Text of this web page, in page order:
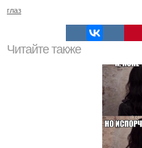
глаз
Читайте также